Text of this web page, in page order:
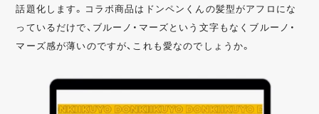
話題化します。コラボ商品はドンペンくんの髪型がアフロにな
っているだけで、ブルーノ・マーズという文字もなくブルーノ・
マーズ感が薄いのですが、これも愛なのでしょうか。